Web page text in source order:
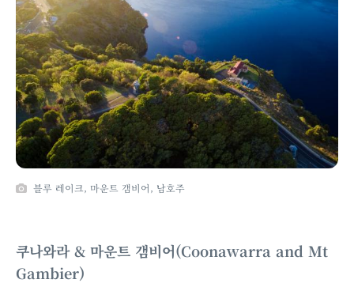
블루 레이크, 마운트 갬비어, 남호주
쿠나와라 & 마운트 갬비어(Coonawarra and Mt
Gambier)